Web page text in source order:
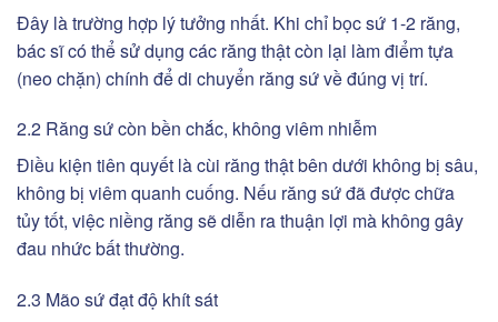
Đây là trường hợp lý tưởng nhất. Khi chỉ bọc sứ 1-2 răng,
bác sĩ có thể sử dụng các răng thật còn lại làm điểm tựa
(neo chặn) chính để di chuyển răng sứ về đúng vị trí.
2.2 Răng sứ còn bền chắc, không viêm nhiễm
Điều kiện tiên quyết là cùi răng thật bên dưới không bị sâu,
không bị viêm quanh cuống. Nếu răng sứ đã được chữa
tủy tốt, việc niềng răng sẽ diễn ra thuận lợi mà không gây
đau nhức bất thường.
2.3 Mão sứ đạt độ khít sát